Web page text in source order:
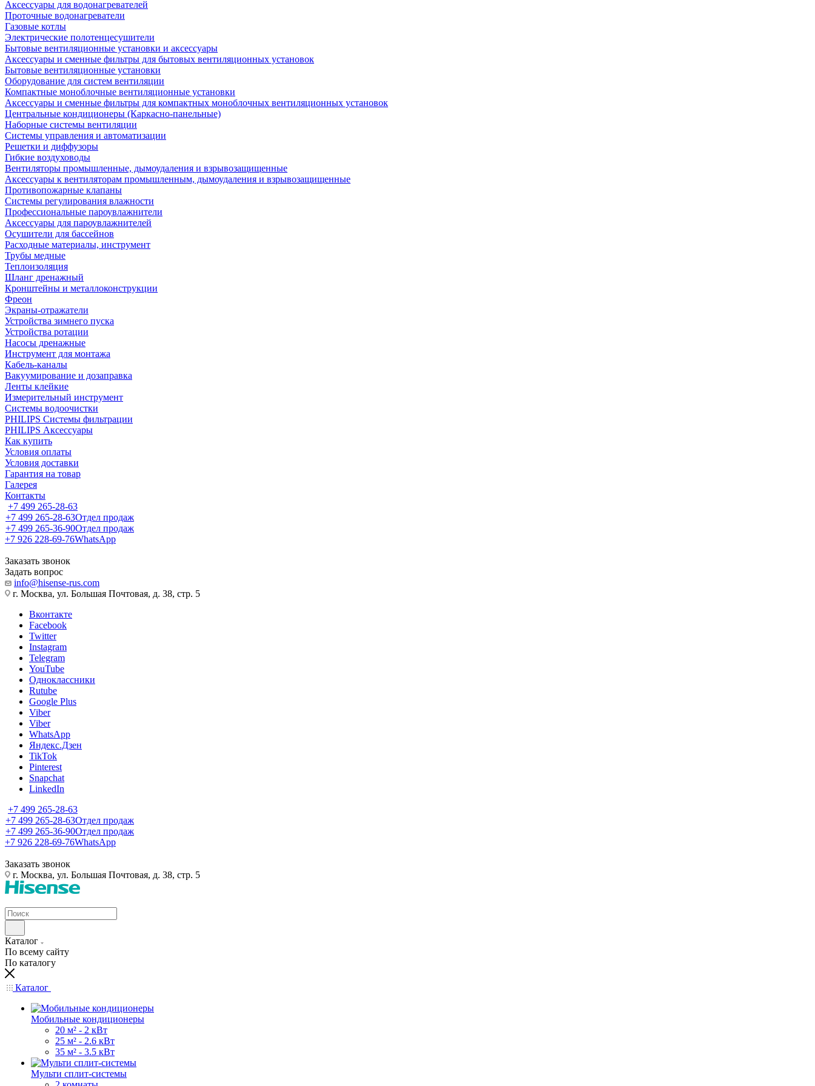
Аксессуары для водонагревателей
Проточные водонагреватели
Газовые котлы
Электрические полотенцесушители
Бытовые вентиляционные установки и аксессуары
Аксессуары и сменные фильтры для бытовых вентиляционных установок
Бытовые вентиляционные установки
Оборудование для систем вентиляции
Компактные моноблочные вентиляционные установки
Аксессуары и сменные фильтры для компактных моноблочных вентиляционных установок
Центральные кондиционеры (Каркасно-панельные)
Наборные системы вентиляции
Системы управления и автоматизации
Решетки и диффузоры
Гибкие воздуховоды
Вентиляторы промышленные, дымоудаления и взрывозащищенные
Аксессуары к вентиляторам промышленным, дымоудаления и взрывозащищенные
Противопожарные клапаны
Системы регулирования влажности
Профессиональные пароувлажнители
Аксессуары для пароувлажнителей
Осушители для бассейнов
Расходные материалы, инструмент
Трубы медные
Теплоизоляция
Шланг дренажный
Кронштейны и металлоконструкции
Фреон
Экраны-отражатели
Устройства зимнего пуска
Устройства ротации
Насосы дренажные
Инструмент для монтажа
Кабель-каналы
Вакуумирование и дозаправка
Ленты клейкие
Измерительный инструмент
Системы водоочистки
PHILIPS Системы фильтрации
PHILIPS Аксессуары
Как купить
Условия оплаты
Условия доставки
Гарантия на товар
Галерея
Контакты
+7 499 265-28-63
+7 499 265-28-63Отдел продаж
+7 499 265-36-90Отдел продаж
+7 926 228-69-76WhatsApp
Заказать звонок
Задать вопрос
info@hisense-rus.com
г. Москва, ул. Большая Почтовая, д. 38, стр. 5
Вконтакте
Facebook
Twitter
Instagram
Telegram
YouTube
Одноклассники
Rutube
Google Plus
Viber
Viber
WhatsApp
Яндекс.Дзен
TikTok
Pinterest
Snapchat
LinkedIn
+7 499 265-28-63
+7 499 265-28-63Отдел продаж
+7 499 265-36-90Отдел продаж
+7 926 228-69-76WhatsApp
Заказать звонок
г. Москва, ул. Большая Почтовая, д. 38, стр. 5
Каталог
По всему сайту
По каталогу
Каталог
Мобильные кондиционеры
20 м² - 2 кВт
25 м² - 2.6 кВт
35 м² - 3.5 кВт
Мульти сплит-системы